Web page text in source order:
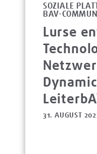
SOZIALE
BAV-
Lurse
31. AUGUST